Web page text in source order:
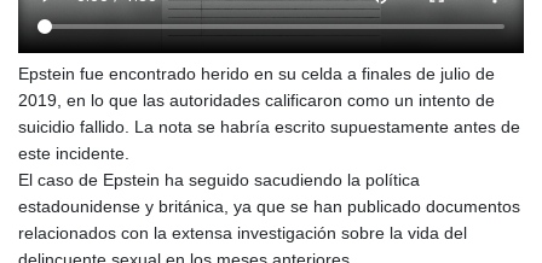
Epstein fue encontrado herido en su celda a finales de julio de
2019, en lo que las autoridades calificaron como un intento de
suicidio fallido. La nota se habría escrito supuestamente antes de
este incidente.
El caso de Epstein ha seguido sacudiendo la política
estadounidense y británica, ya que se han publicado documentos
relacionados con la extensa investigación sobre la vida del